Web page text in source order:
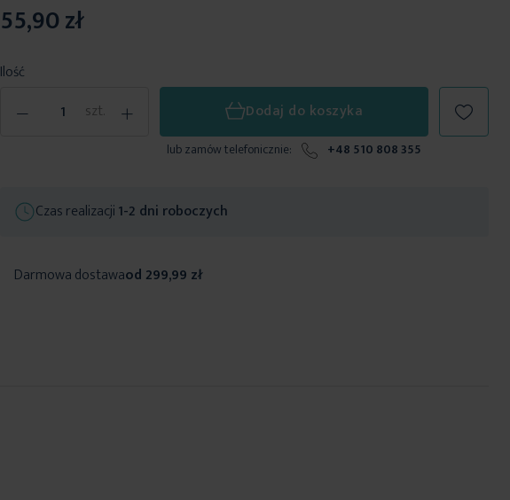
Ilość
- szt. +
55,90 zł
Dodaj do koszyka
lub zamów telefonicznie: +48 510 808 355
Czas realizacji1-2 dni roboczych
Darmowa dostawaod 299,99 zł